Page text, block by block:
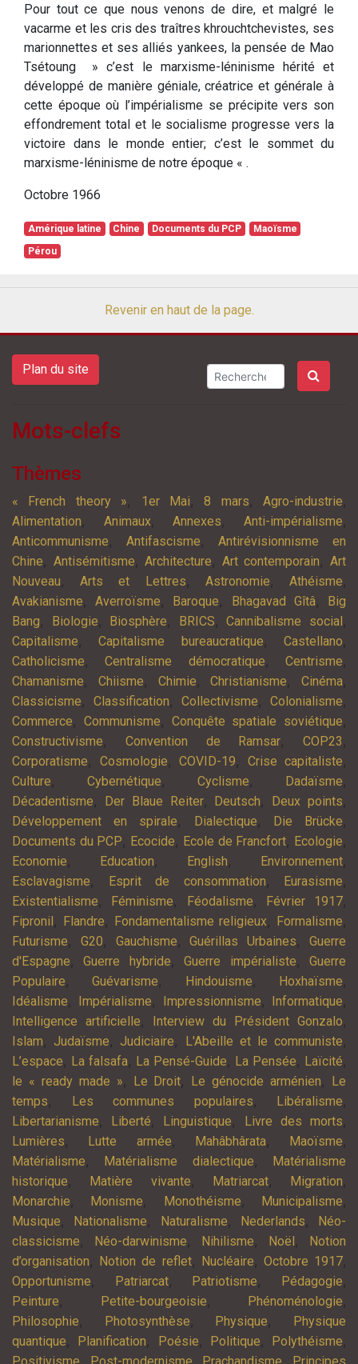
Pour tout ce que nous venons de dire, et malgré le
vacarme et les cris des traîtres khrouchtchevistes, ses
marionnettes et ses alliés yankees, la pensée de Mao
Tsétoung » c’est le marxisme-léninisme hérité et
développé de manière géniale, créatrice et générale à
cette époque où l’impérialisme se précipite vers son
effondrement total et le socialisme progresse vers la
victoire dans le monde entier; c’est le sommet du
marxisme-léninisme de notre époque « .
Octobre 1966
Amérique latine Chine Documents du PCP
Maoïsme
Pérou
Revenir en haut de la page.
Plan du site
Mots-clefs
Thèmes
« French theory », 1er Mai,8 mars, Agro-industrie,
Alimentation, Animaux,Annexes,Anti-impérialisme,
Anticommunisme, Antifascisme, Antirévisionnisme en
Chine, Antisémitisme,Architecture, Art contemporain,Art
Nouveau,Arts et Lettres, Astronomie,Athéisme,
Avakianisme,Averroïsme, Baroque, Bhagavad Gîtâ,
Big
Bang, Biologie, Biosphère, BRICS,Cannibalisme social ,
Capitalisme,Capitalisme bureaucratique,Castellano,
Catholicisme,Centralisme démocratique,Centrisme,
Chamanisme, Chiisme, Chimie,Christianisme, Cinéma,
Classicisme, Classification, Collectivisme, Colonialisme,
Commerce, Communisme, Conquête spatiale soviétique,
Constructivisme, Convention de Ramsar, COP23 ,
Corporatisme, Cosmologie, COVID-19, Crise capitaliste,
Culture, Cybernétique, Cyclisme, Dadaïsme,
Décadentisme, Der Blaue Reiter, Deutsch, Deux points,
Développement en spirale, Dialectique, Die Brücke,
Documents du PCP, Ecocide, Ecole de Francfort, Ecologie,
Economie, Education, English, Environnement,
Esclavagisme, Esprit de consommation, Eurasisme,
Existentialisme, Féminisme, Féodalisme, Février 1917,
Fipronil , Flandre, Fondamentalisme religieux, Formalisme,
Futurisme, G20, Gauchisme,Guérillas Urbaines,Guerre
d'Espagne,Guerre hybride,Guerre impérialiste,Guerre
Populaire,Guévarisme, Hindouisme, Hoxhaïsme,
Idéalisme, Impérialisme, Impressionnisme, Informatique,
Intelligence artificielle, Interview du Président Gonzalo,
Islam, Judaïsme, Judiciaire, L'Abeille et le communiste,
L’espace, La falsafa, La Pensé-Guide, La Pensée, Laïcité,
le « ready made », Le Droit, Le génocide arménien,
Le
temps, Les communes populaires, Libéralisme,
Libertarianisme, Liberté, Linguistique, Livre des morts,
Lumières, Lutte armée, Mahâbhârata, Maoïsme,
Matérialisme, Matérialisme dialectique,
Matérialisme
historique, Matière vivante, Matriarcat, Migration,
Monarchie, Monisme, Monothéisme, Municipalisme,
Musique, Nationalisme, Naturalisme, Nederlands,
Néo-
classicisme, Néo-darwinisme, Nihilisme, Noël ,
Notion
d’organisation, Notion de reflet, Nucléaire, Octobre 1917,
Opportunisme, Patriarcat, Patriotisme, Pédagogie,
Peinture, Petite-bourgeoisie, Phénoménologie,
Philosophie, Photosynthèse, Physique,
Physique
quantique, Planification, Poésie, Politique, Polythéisme,